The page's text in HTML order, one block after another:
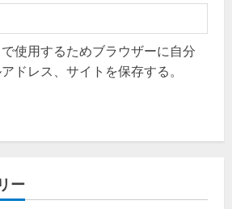
使用するためブラウザーに自分
ドレス、サイトを保存する。
ー